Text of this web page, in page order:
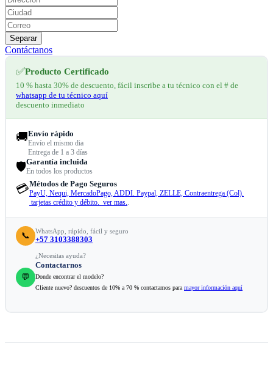
Separar
Contáctanos
✅Producto Certificado
10 % hasta 30% de descuento, fácil inscribe a tu técnico con el # de
whatsapp de tu técnico aquí
descuento inmediato
🚚Envío rápido
Envío el mismo dia
Entrega de 1 a 3 días
🛡️Garantía incluida
En todos los productos
💳Métodos de Pago Seguros
PayU, Nequi, MercadoPago, ADDI. Paypal, ZELLE, Contraentrega (Col).
tarjetas crédito y débito. ver mas..
📞 WhatsApp, rápido, fácil y seguro
+57 3103388303
💬
¿Necesitas ayuda?
Contactarnos
Donde encontrar el modelo?
Cliente nuevo? descuentos de 10% a 70 % contactamos para mayor información aquí